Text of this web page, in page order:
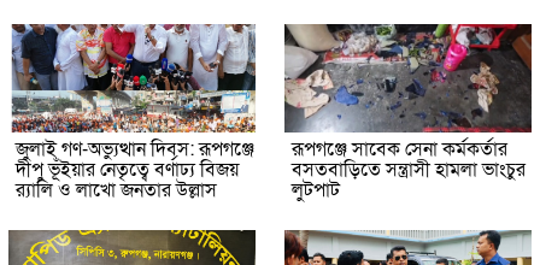
জুলাই গণ-অভ্যুত্থান দিবস: রূপগঞ্জে
দীপু ভূঁইয়ার নেতৃত্বে বর্ণাঢ্য বিজয়
র‌্যালি ও লাখো জনতার উল্লাস
রূপগঞ্জে সাবেক সেনা কর্মকর্তার
বসতবাড়িতে সন্ত্রাসী হামলা ভাংচুর
লুটপাট